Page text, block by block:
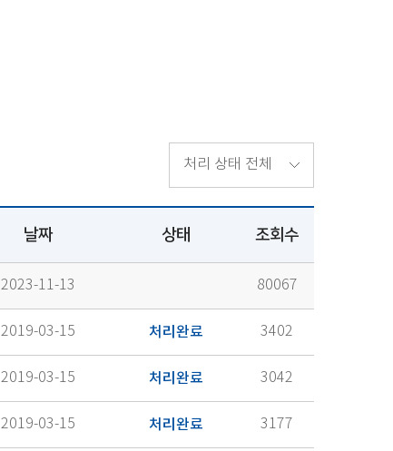
날짜 상태 조회수
2023-11-13 80067
2019-03-15 처리완료 3402
2019-03-15 처리완료 3042
2019-03-15 처리완료 3177